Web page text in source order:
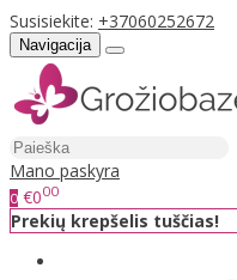
Susisiekite: +37060252672
Navigacija
Mano paskyra
0 €000
Prekių krepšelis tuščias!